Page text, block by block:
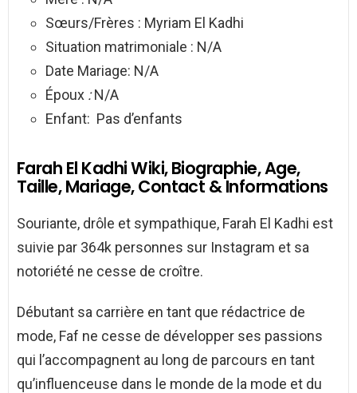
Sœurs/Frères : Myriam El Kadhi
Situation matrimoniale : N/A
Date Mariage: N/A
Époux :N/A
Enfant: Pas d’enfants
Farah El Kadhi Wiki, Biographie, Age,
Taille, Mariage, Contact & Informations
Souriante, drôle et sympathique, Farah El Kadhi est
suivie par 364k personnes sur Instagram et sa
notoriété ne cesse de croître.
Débutant sa carrière en tant que rédactrice de
mode, Faf ne cesse de développer ses passions
qui l’accompagnent au long de parcours en tant
qu’influenceuse dans le monde de la mode et du